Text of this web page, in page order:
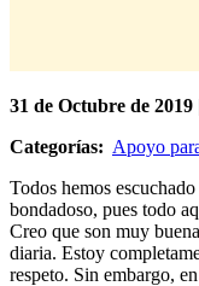
31 de Octubre de 2019
Categorías: Apoyo
Todos hemos
bondadoso, pues todo
Creo que son muy
diaria. Estoy
respeto. Sin embargo,